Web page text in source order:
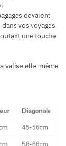
devaient
vos voyages
une touche
valise elle-même